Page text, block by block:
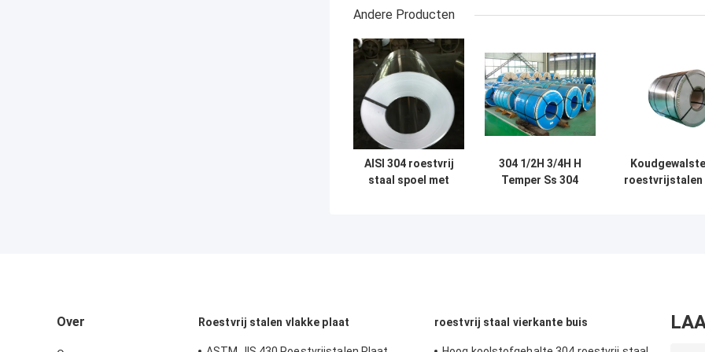
Andere Producten
AISI 304 roestvrij
staal spoel met
304 1/2H 3/4H H
Temper Ss 304
roestvrijstalen
Over Roestvrij stalen vlakke plaat roestvrij staal vierkante buis